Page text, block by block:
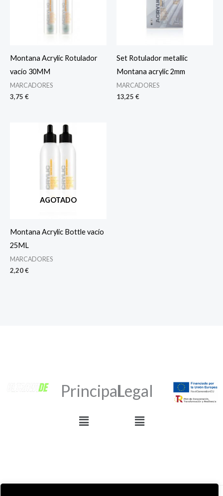
Montana Acrylic Rotulador
vacío 30MM
MARCADORES
3,75 €
Set Rotulador metallic
Montana acrylic 2mm
MARCADORES
13,25 €
AGOTADO
Montana Acrylic Bottle vacío
25ML
MARCADORES
2,20€
Principal
Menú
Legal
Menú